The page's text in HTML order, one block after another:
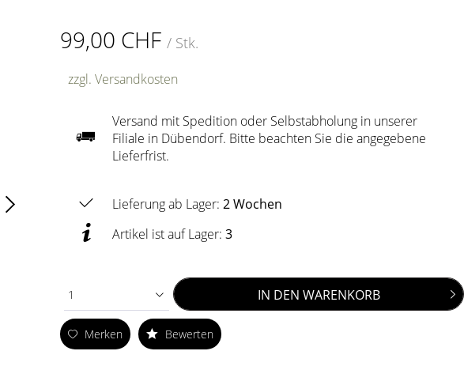
99,00 CHF/ Stk.
zzgl. Versandkosten
Versand mit Spedition oder Selbstabholung in unserer
Filiale in Dübendorf. Bitte beachten Sie die angegebene
Lieferfrist.
Lieferung ab Lager:2 Wochen
Artikel ist auf Lager:3
1 IN DEN WARENKORB
Merken Bewerten